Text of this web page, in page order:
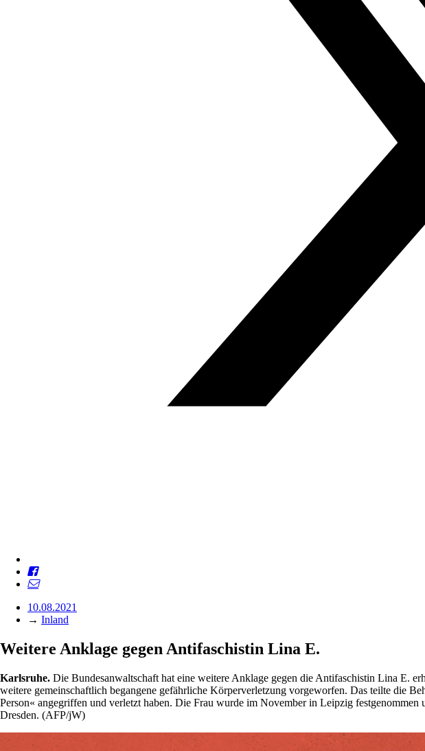
10.08.2021
→ Inland
Weitere Anklage gegen Antifaschistin Lina E.
Karlsruhe. Die Bundesanwaltschaft hat eine weitere Anklage gegen die Antifaschistin Lina E.
weitere gemeinschaftlich begangene gefährliche Körperverletzung vorgeworfen. Das teilte die
Person« angegriffen und verletzt haben. Die Frau wurde im November in Leipzig
Dresden. (AFP/jW)